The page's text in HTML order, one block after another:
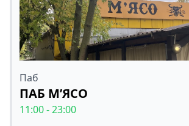
Паб
ПАБ М’ЯСО
11:00 - 23:00